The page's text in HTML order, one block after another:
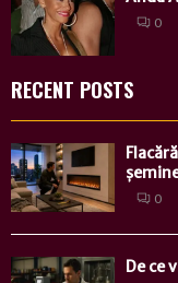
0
RECENT POSTS
0
De ce